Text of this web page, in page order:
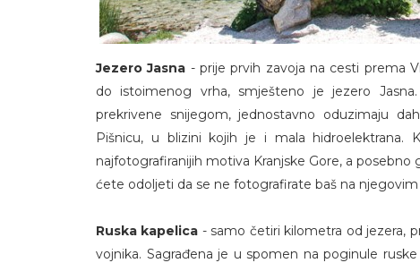
Jezero Jasna - prije prvih zavoja na cesti prema
do istoimenog vrha, smješteno je jezero
prekrivene snijegom, jednostavno oduzimaju
Pišnicu, u blizini kojih je i mala
najfotografiranijih motiva Kranjske Gore, a
ćete odoljeti da se ne fotografirate baš na njegovim
Ruska kapelica - samo četiri kilometra od jezera,
vojnika. Sagrađena je u spomen na poginule